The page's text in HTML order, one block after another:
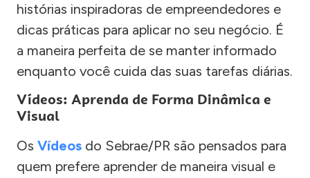
histórias inspiradoras de empreendedores e
dicas práticas para aplicar no seu negócio. É
a maneira perfeita de se manter informado
enquanto você cuida das suas tarefas diárias.
Vídeos: Aprenda de Forma Dinâmica e
Visual
Os Vídeos do Sebrae/PR são pensados para
quem prefere aprender de maneira visual e